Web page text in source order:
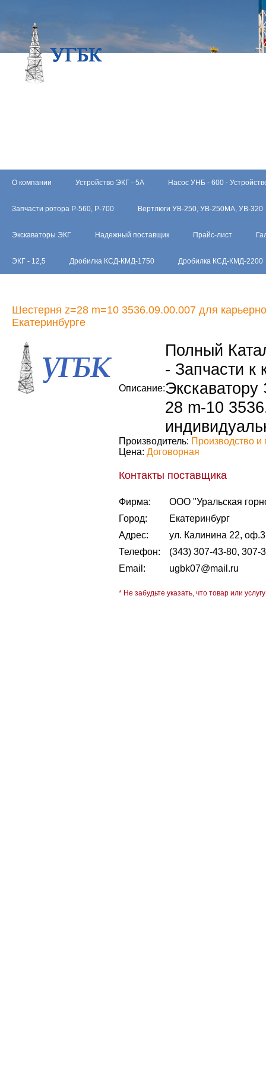
О компании Устройство ЭКГ - 5А Насос УНБ - 600 -
Запчасти ротора Р-560, Р-700 Вертлюги УВ-250, УВ-250МА, УВ-320
Экскаваторы ЭКГ Надежный поставщик Прайс-лист
ЭКГ - 12,5 Дробилка КСД-КМД-1750 Дробилка КСД-КМД-2200
Шестерня z=28 m=10 3536.09.00.007 для
Екатеринбурге
Описание:
Полный
- Запчасти к
28 m-10
Производитель: Производство и
Цена: Договорная
Контакты поставщика
Фирма:
ООО "Уральская
Город:
Екатеринбург
Адрес:
ул. Калинина 22,
Телефон:
(343) 307-43-80, 307-
Email:
ugbk07@mail.ru
* Не забудьте указать, что товар или